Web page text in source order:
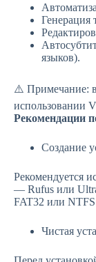
Генерация
языков).
⚠️ Примечание: в
использовании
Рекомендации
Создание
Рекомендуется
— Rufus или
FAT32 или
Чистая